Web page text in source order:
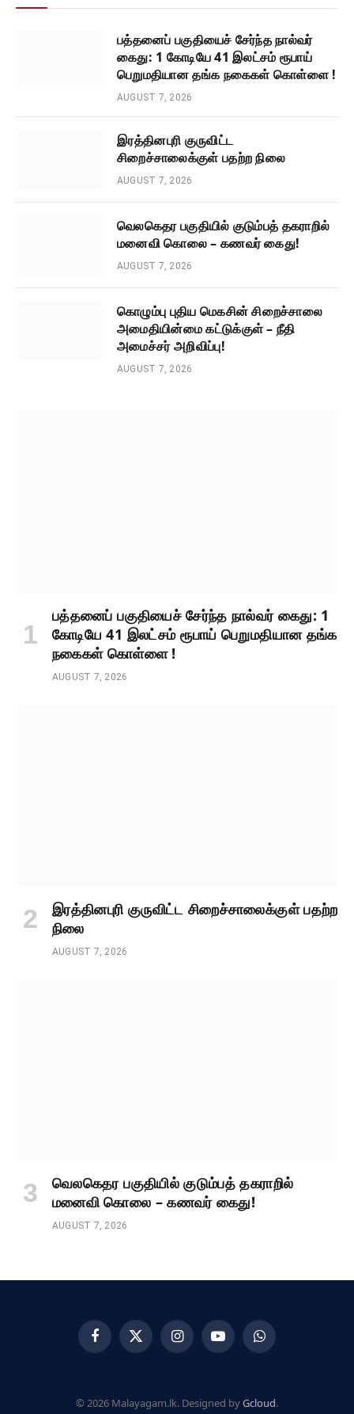
பத்தனைப் பகுதியைச் சேர்ந்த நால்வர்
கைது: 1 கோடியே 41 இலட்சம் ரூபாய்
பெறுமதியான தங்க நகைகள் கொள்ளை !
AUGUST 7, 2026
இரத்தினபுரி குருவிட்ட
சிறைச்சாலைக்குள் பதற்ற நிலை
AUGUST 7, 2026
வெலகெதர பகுதியில் குடும்பத் தகராறில்
மனைவி கொலை – கணவர் கைது!
AUGUST 7, 2026
கொழும்பு புதிய மெகசின் சிறைச்சாலை
அமைதியின்மை கட்டுக்குள் – நீதி
அமைச்சர் அறிவிப்பு!
AUGUST 7, 2026
பத்தனைப் பகுதியைச் சேர்ந்த நால்வர் கைது: 1
கோடியே 41 இலட்சம் ரூபாய் பெறுமதியான தங்க
நகைகள் கொள்ளை !
AUGUST 7, 2026
இரத்தினபுரி குருவிட்ட சிறைச்சாலைக்குள் பதற்ற
நிலை
AUGUST 7, 2026
வெலகெதர பகுதியில் குடும்பத் தகராறில்
மனைவி கொலை – கணவர் கைது!
AUGUST 7, 2026
FacebookX
(Twitter)
InstagramYouTubeWhatsApp
© 2026 Malayagam.lk. Designed byGcloud.